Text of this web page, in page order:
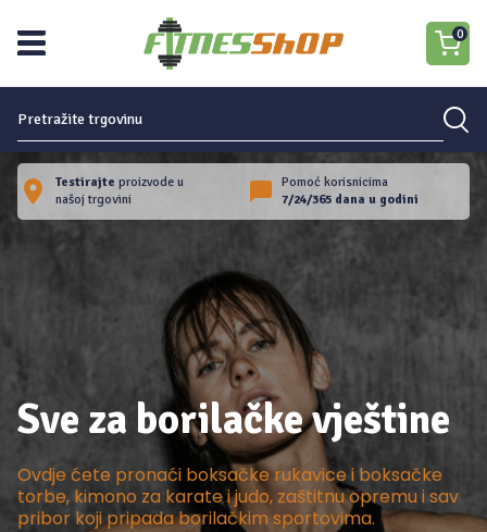
0
Testirajte proizvode u
našoj trgovini
Pomoć korisnicima
7/24/365 dana u godini
Sve za borilačke vještine
Ovdje ćete pronaći boksačke rukavice i boksačke
torbe, kimono za karate i judo, zaštitnu opremu i sav
pribor koji pripada borilačkim sportovima.